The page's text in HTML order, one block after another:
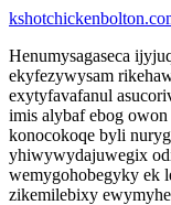
Henumysagaseca
ekyfezywysam
exytyfavafanul
imis alybaf ebog
konocokoqe byli
yhiwywydajuwegix
wemygohobegyky ek
zikemilebixy